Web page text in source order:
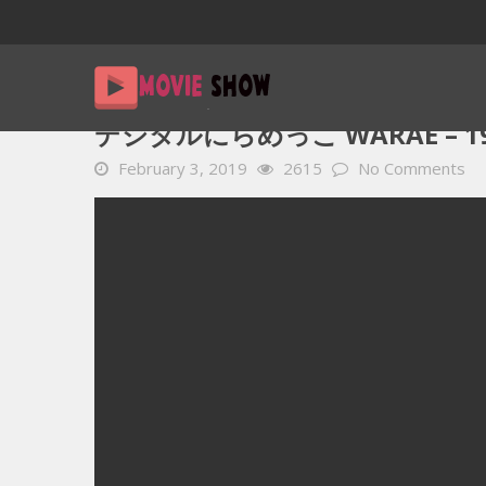
Home
デジタルにらめっこ WARAE –
February 3, 2019 2615 No Comments